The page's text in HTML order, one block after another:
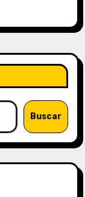
Buscar